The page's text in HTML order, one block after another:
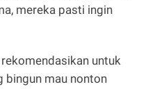
mereka pasti ingin
untuk
bingun mau nonton